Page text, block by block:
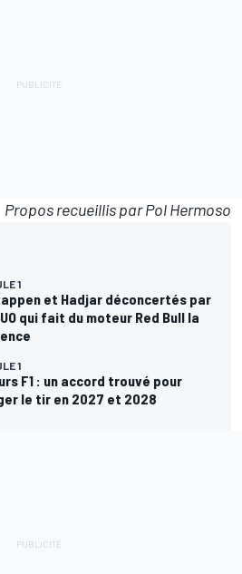
Propos recueillis par Pol Hermoso
1
et Hadjar déconcertés par
qui fait du moteur Red Bull la
1
F1 : un accord trouvé pour
le tir en 2027 et 2028